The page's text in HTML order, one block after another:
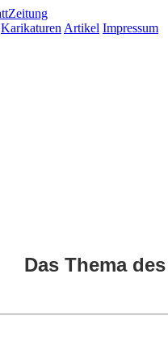
Karikaturen Artikel Impressum
Das Thema